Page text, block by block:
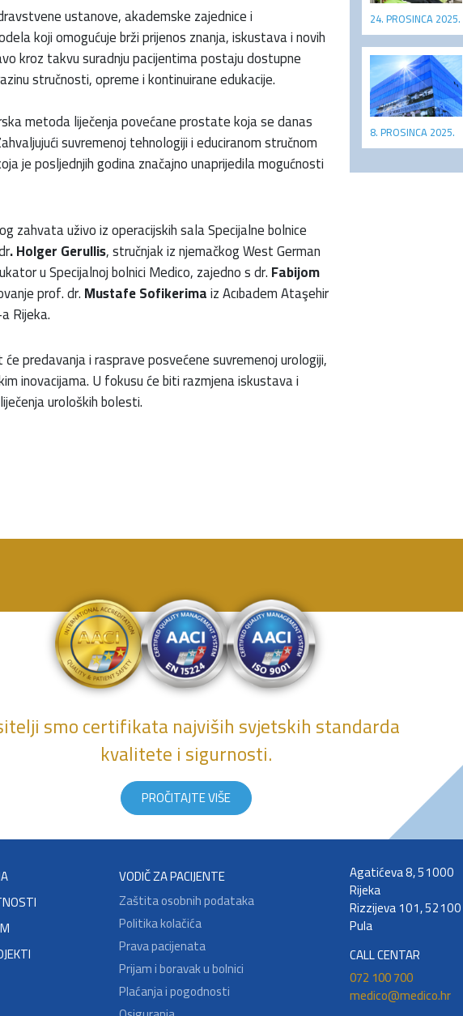
ustanove, akademske zajednice i
koji omogućuje brži prijenos znanja, iskustava i novih
kroz takvu suradnju pacijentima postaju dostupne
stručnosti, opreme i kontinuirane edukacije.
metoda liječenja povećane prostate koja se danas
suvremenoj tehnologiji i educiranom stručnom
je posljednjih godina značajno unaprijedila mogućnosti
zahvata uživo iz operacijskih sala Specijalne bolnice
. Holger Gerullis, stručnjak iz njemačkog West German
u Specijalnoj bolnici Medico, zajedno s dr.Fabijom
prof. dr.Mustafe Sofikerimaiz Acıbadem Ataşehir
Rijeka.
predavanja i rasprave posvećene suvremenoj urologiji,
inovacijama. U fokusu će biti razmjena iskustava i
uroloških bolesti.
24. PROSINCA 2025.
8. PROSINCA 2025.
smo certifikata najviših svjetskih standarda
kvalitete i sigurnosti.
PROČITAJTE VIŠE
VODIČ ZA PACIJENTE
Zaštita osobnih podataka
Politika kolačića
Prava pacijenata
Prijam i boravak u bolnici
Plaćanja i pogodnosti
Agatićeva 8, 51000
Rijeka
Rizzijeva 101, 52100
Pula
CALL CENTAR
072 100 700
medico@medico.hr